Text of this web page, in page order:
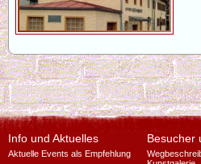
Info und Aktuelles
Aktuelle Events als Empfehlung
Besucher